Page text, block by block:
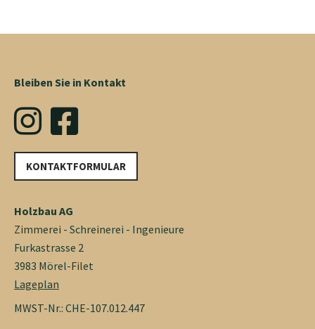
Bleiben Sie in Kontakt
KONTAKTFORMULAR
Holzbau AG
Zimmerei - Schreinerei - Ingenieure
Furkastrasse 2
3983 Mörel-Filet
Lageplan
MWST-Nr.: CHE-107.012.447